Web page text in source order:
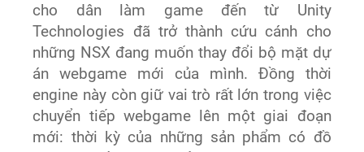
cho dân làm game đến từ Unity
Technologies đã trở thành cứu cánh cho
những NSX đang muốn thay đổi bộ mặt dự
án webgame mới của mình. Đồng thời
engine này còn giữ vai trò rất lớn trong việc
chuyển tiếp webgame lên một giai đoạn
mới: thời kỳ của những sản phẩm có đồ